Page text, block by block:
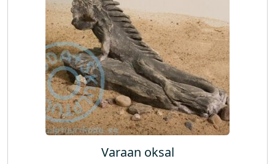
Varaan oksal